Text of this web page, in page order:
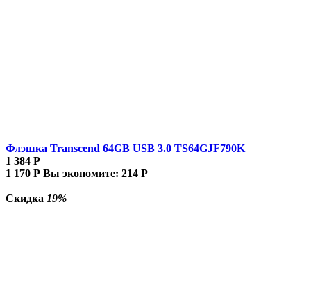
Флэшка Transcend 64GB USB 3.0 TS64GJF790K
1 384 Р
1 170 Р Вы экономите: 214 Р
Скидка 19%